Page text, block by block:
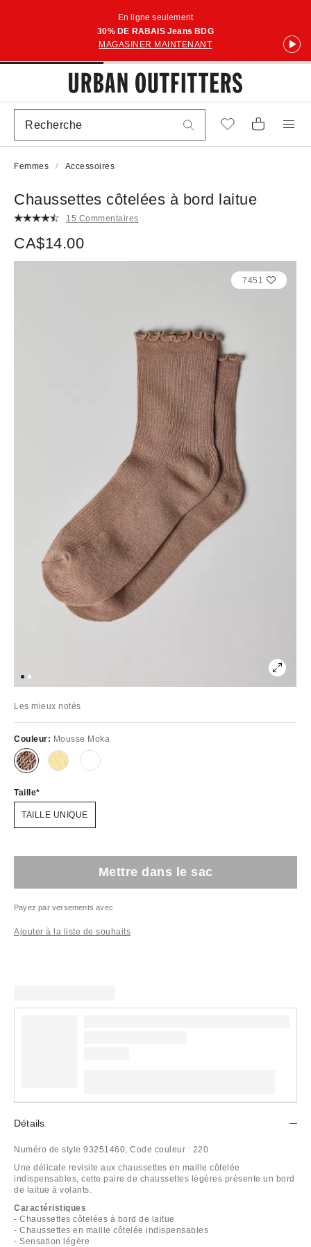
En ligne seulement
30% DE RABAIS Jeans BDG
MAGASINER MAINTENANT
Femmes Accessoires
Chaussettes côtelées à bord laitue
15 Commentaires
CA$14.00
7451
Les mieux notés
Couleur: Mousse Moka
Taille
TAILLE UNIQUE
Mettre dans le sac
Payez par versements avec
Ajouter à la liste de souhaits
Détails
Numéro de style 93251460; Code couleur : 220
Une délicate revisite aux chaussettes en maille côtelée
indispensables, cette paire de chaussettes légères présente un bord
de laitue à volants.
Caractéristiques
- Chaussettes côtelées à bord de laitue
- Chaussettes en maille côtelée indispensables
- Sensation légère